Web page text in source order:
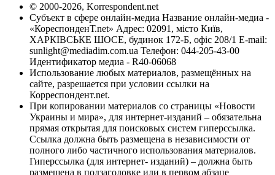
© 2000-2026, Korrespondent.net
Субъект в сфере онлайн-медиа Название онлайн-медиа -
«КореспонденТ.net» Адрес: 02091, місто Київ,
ХАРКІВСЬКЕ ШОСЕ, будинок 172-Б, офіс 208/1 E-mail:
sunlight@mediadim.com.ua Телефон: 044-205-43-00
Идентификатор медиа - R40-06068
Использование любых материалов, размещённых на
сайте, разрешается при условии ссылки на
Корреспондент.net.
При копировании материалов со страницы «Новости
Украины и мира», для интернет-изданий – обязательна
прямая открытая для поисковых систем гиперссылка.
Ссылка должна быть размещена в независимости от
полного либо частичного использования материалов.
Гиперссылка (для интернет- изданий) – должна быть
размещена в подзаголовке или в первом абзаце